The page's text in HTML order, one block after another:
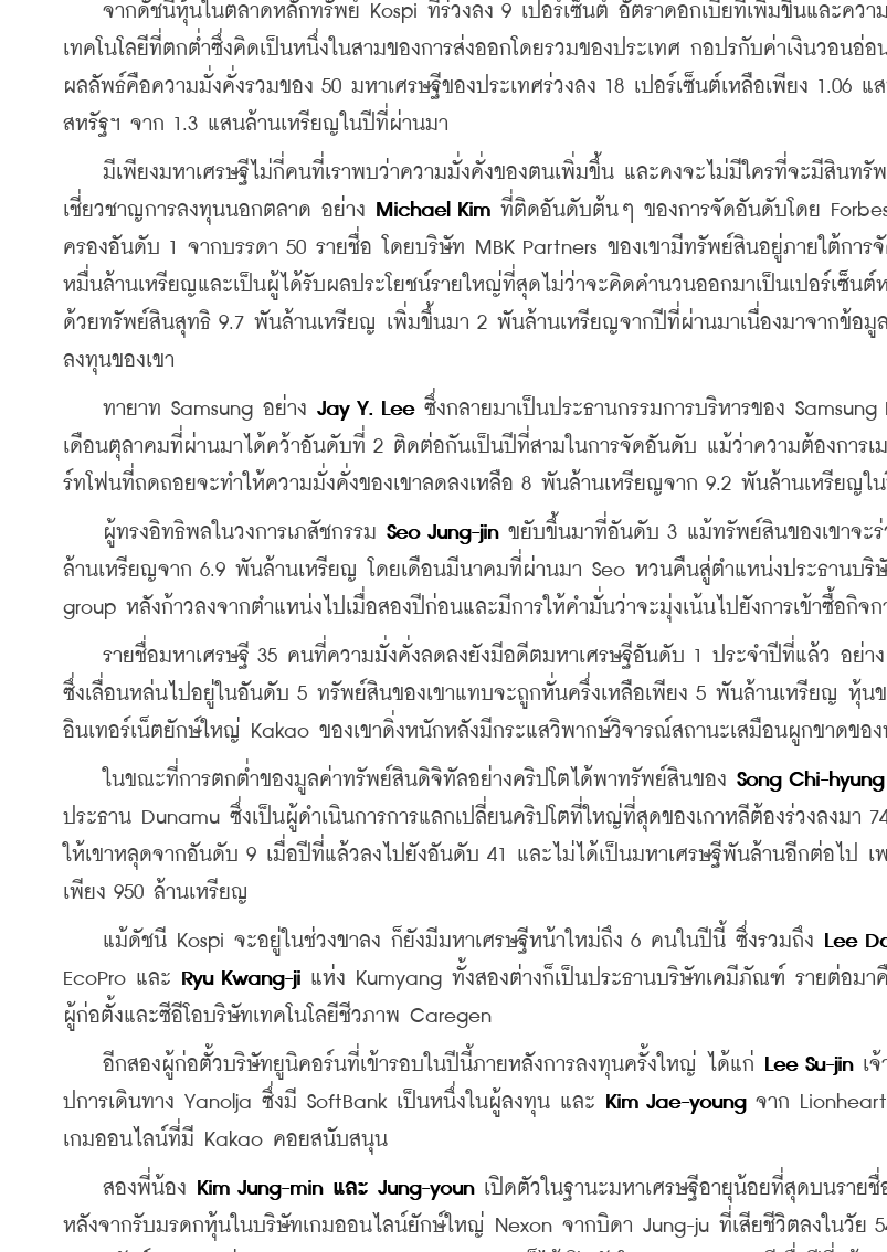
จากดัชนีหุ้นในตลาดหลักทรัพย์ Kospi ที่ร่วงลง 9 เปอร์เซ็นต์ อัตราดอกเบี้ยที่เพิ่มขึ้นและควา
เทคโนโลยีที่ตกต่ำซึ่งคิดเป็นหนึ่งในสามของการส่งออกโดยรวมของประเทศ กอปรกับค่าเงินวอนอ่อ
ผลลัพธ์คือความมั่งคั่งรวมของ 50 มหาเศรษฐีของประเทศร่วงลง 18 เปอร์เซ็นต์เหลือเพียง 1.06 แ
สหรัฐฯ จาก 1.3 แสนล้านเหรียญในปีที่ผ่านมา
มีเพียงมหาเศรษฐีไม่กี่คนที่เราพบว่าความมั่งคั่งของตนเพิ่มขึ้น และคงจะไม่มีใครที่จะมีสินทรั
เชี่ยวชาญการลงทุนนอกตลาด อย่าง
Michael Kim ที่ติดอันดับต้นๆ ของการจัดอันดับโดย
ครองอันดับ 1 จากบรรดา 50 รายชื่อ โดยบริษัท MBK Partners ของเขามีทรัพย์สินอยู่ภายใต้การจั
หมื่นล้านเหรียญและเป็นผู้ได้รับผลประโยชน์รายใหญ่ที่สุดไม่ว่าจะคิดคำนวนออกมาเป็นเปอร์เซ็นต์
ด้วยทรัพย์สินสุทธิ 9.7 พันล้านเหรียญ เพิ่มขึ้นมา 2 พันล้านเหรียญจากปีที่ผ่านมาเนื่องมาจากข้อมูล
ลงทุนของเขา
ทายาท Samsung อย่าง Jay Y. Lee ซึ่งกลายมาเป็นประธานกรรมการบริหารของ Samsung
เดือนตุลาคมที่ผ่านมาได้คว้าอันดับที่ 2 ติดต่อกันเป็นปีที่สามในการจัดอันดับ แม้ว่าความต้องการเ
ร์ทโฟนที่ถดถอยจะทำให้ความมั่งคั่งของเขาลดลงเหลือ 8 พันล้านเหรียญจาก 9.2 พันล้านเหรียญใ
ผู้ทรงอิทธิพลในวงการเภสัชกรรม Seo Jung-jin ขยับขึ้นมาที่อันดับ 3 แม้ทรัพย์สินของเขาจะร่
ล้านเหรียญจาก 6.9 พันล้านเหรียญ โดยเดือนมีนาคมที่ผ่านมา Seo หวนคืนสู่ตำแหน่งประธานบริ
group หลังก้าวลงจากตำแหน่งไปเมื่อสองปีก่อนและมีการให้คำมั่นว่าจะมุ่งเน้นไปยังการเข้าซื้อกิจ
รายชื่อมหาเศรษฐี 35 คนที่ความมั่งคั่งลดลงยังมีอดีตมหาเศรษฐีอันดับ 1 ประจำปีที่แล้ว อย่าง
ซึ่งเลื่อนหล่นไปอยู่ในอันดับ 5 ทรัพย์สินของเขาแทบจะถูกหั่นครึ่งเหลือเพียง 5 พันล้านเหรียญ หุ้น
อินเทอร์เน็ตยักษ์ใหญ่ Kakao ของเขาดิ่งหนักหลังมีกระแสวิพากษ์วิจารณ์สถานะเสมือนผูกขาดของ
ในขณะที่การตกต่ำของมูลค่าทรัพย์สินดิจิทัลอย่างคริปโตได้พาทรัพย์สินของ Song Chi-hyung
ประธาน Dunamu ซึ่งเป็นผู้ดำเนินการการแลกเปลี่ยนคริปโตที่ใหญ่ที่สุดของเกาหลีต้องร่วงลงมา
ให้เขาหลุดจากอันดับ 9 เมื่อปีที่แล้วลงไปยังอันดับ 41 และไม่ได้เป็นมหาเศรษฐีพันล้านอีกต่อไป เ
เพียง 950 ล้านเหรียญ
แม้ดัชนี Kospi จะอยู่ในช่วงขาลง ก็ยังมีมหาเศรษฐีหน้าใหม่ถึง 6 คนในปีนี้ ซึ่งรวมถึง Lee
EcoPro และ
Ryu Kwang-ji แห่ง Kumyang ทั้งสองต่างก็เป็นประธานบริษัทเคมีภัณฑ์ รายต่อมา
ผู้ก่อตั้งและซีอีโอบริษัทเทคโนโลยีชีวภาพ Caregen
อีกสองผู้ก่อตั้วบริษัทยูนิคอร์นที่เข้ารอบในปีนี้ภายหลังการลงทุนครั้งใหญ่ ได้แก่ Lee Su-jin เจ้
ปการเดินทาง Yanolja ซึ่งมี SoftBank เป็นหนึ่งในผู้ลงทุน และ
Kim Jae-young จาก
เกมออนไลน์ที่มี Kakao คอยสนับสนุน
สองพี่น้อง Kim Jung-min และ Jung-youn เปิดตัวในฐานะมหาเศรษฐีอายุน้อยที่สุดบนราย
หลังจากรับมรดกหุ้นในบริษัทเกมออนไลน์ยักษ์ใหญ่ Nexon จากบิดา Jung-ju ที่เสียชีวิตลงในวัย